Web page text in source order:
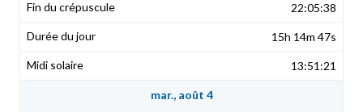
22:05:38
15h 14m 47s
13:51:21
mar., août 4